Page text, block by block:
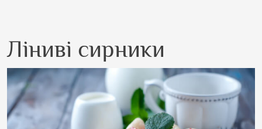
Ліниві сирники